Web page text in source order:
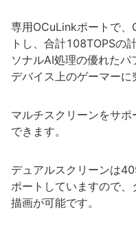
専用OCuLinkポートで、
トし、合計108TOPSの
ソナルAI処理の優れた
デバイス上のゲーマーに
マルチスクリーンをサ
できます。
デュアルスクリーンは
ポートしていますので
描画が可能です。